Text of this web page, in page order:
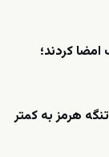
کردند؛
هرمز به کمتر